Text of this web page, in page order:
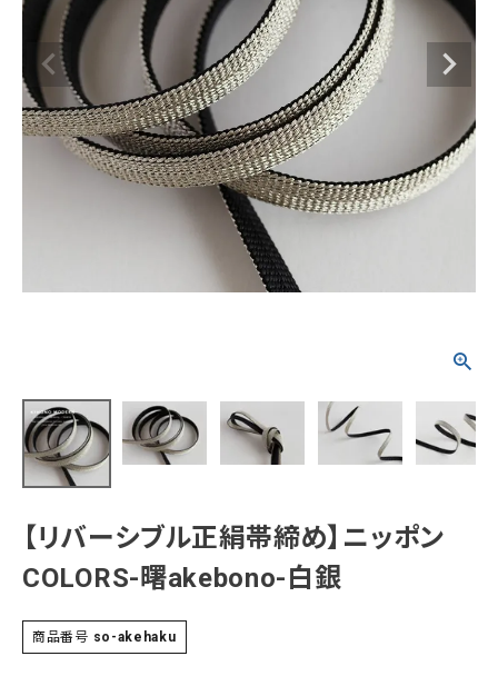
カテゴリーから探す
着物 羽織 襦袢 小物
タイプから探す
カジュアル ソシアル フォーマル
在庫有 アーカイブ商品 セール商品
正絹 木綿・麻 ポリエステル その他
価格から探す
20,000-30,000円 30,000円以上
色から探す
羽織
新作・キャンペーン
【リバーシブル正絹帯締め】ニッポン
COLORS-曙akebono-白銀
商品番号 so-akehaku